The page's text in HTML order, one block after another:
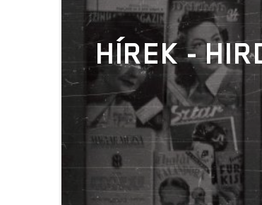
HÍREK -